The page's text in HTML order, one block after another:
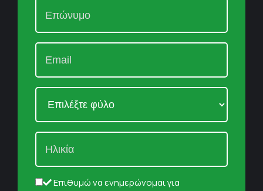
Επιθυμώ να ενημερώνομαι για